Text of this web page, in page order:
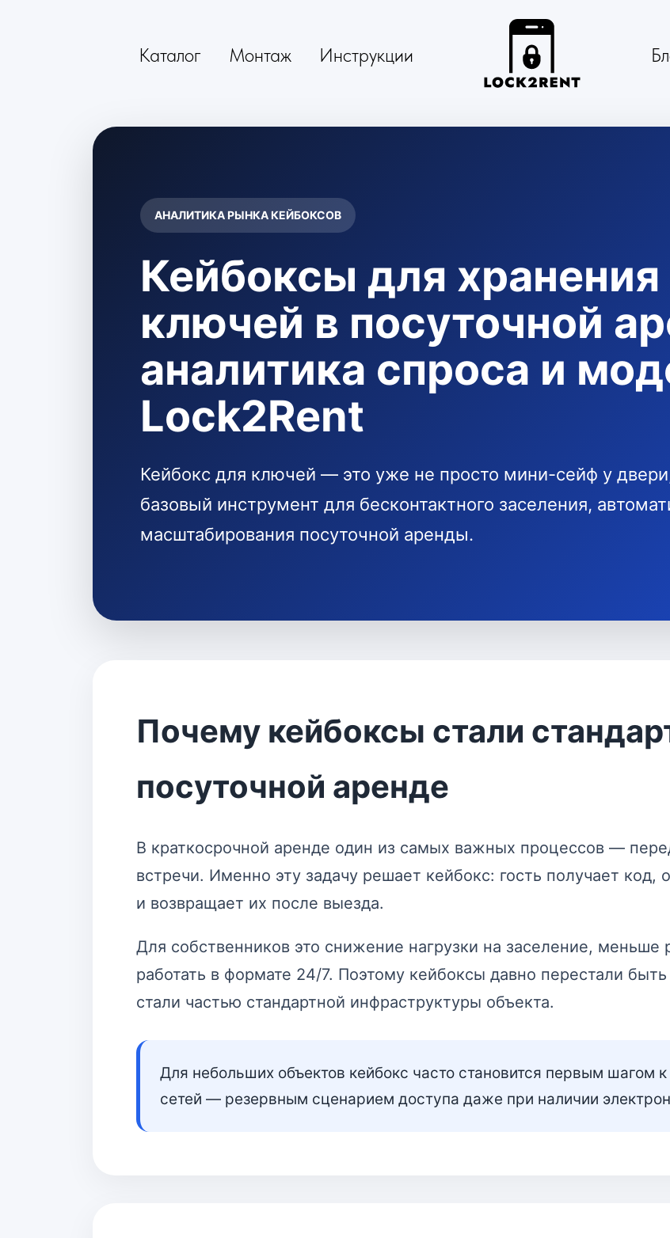
Каталог Монтаж Инструкции
АНАЛИТИКА РЫНКА КЕЙБОКСОВ
Кейбоксы для хранения
ключей в посуточной
аналитика спроса и
Lock2Rent
Кейбокс для ключей — это уже не просто мини-сейф у
базовый инструмент для бесконтактного заселения,
масштабирования посуточной аренды.
Почему кейбоксы стали
посуточной аренде
В краткосрочной аренде один из самых важных процессов —
встречи. Именно эту задачу решает кейбокс: гость получает код,
и возвращает их после выезда.
Для собственников это снижение нагрузки на заселение,
работать в формате 24/7. Поэтому кейбоксы давно перестали
стали частью стандартной инфраструктуры объекта.
Для небольших объектов кейбокс часто становится первым шагом
сетей — резервным сценарием доступа даже при наличии